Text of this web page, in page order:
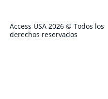
Access USA 2026 © Todos los
derechos reservados